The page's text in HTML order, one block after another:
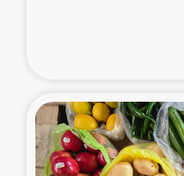
スリランカ
スリランカの南北女性